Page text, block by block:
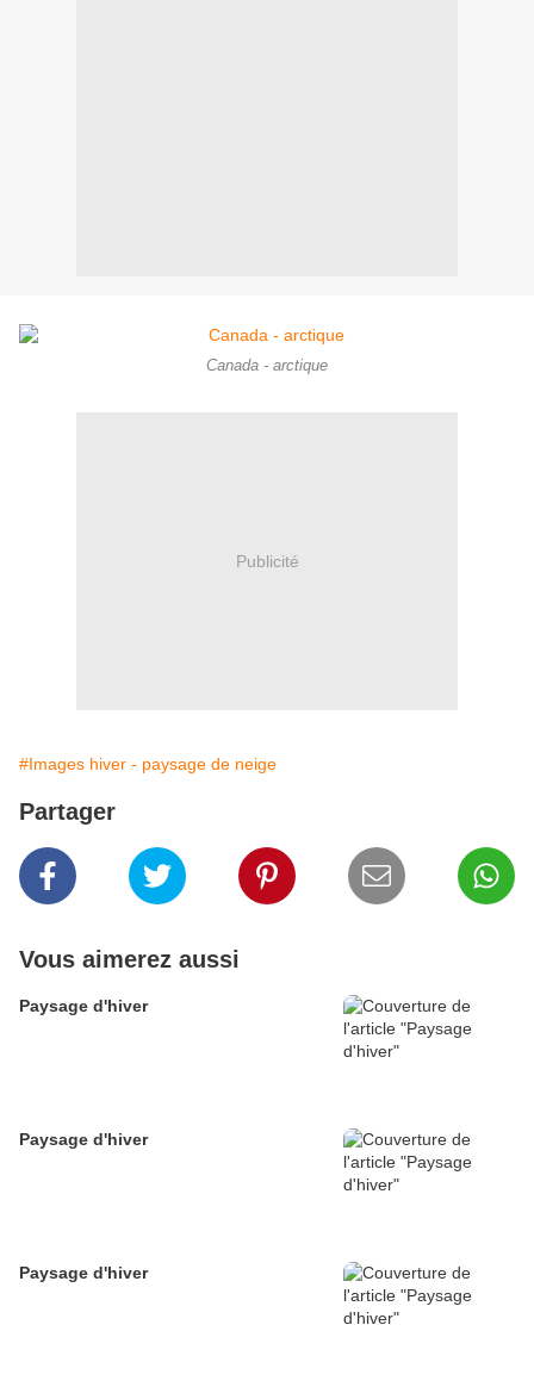
Canada - arctique
Publicité
#Images hiver - paysage de neige
Partager
Vous aimerez aussi
Paysage d'hiver
Paysage d'hiver
Paysage d'hiver